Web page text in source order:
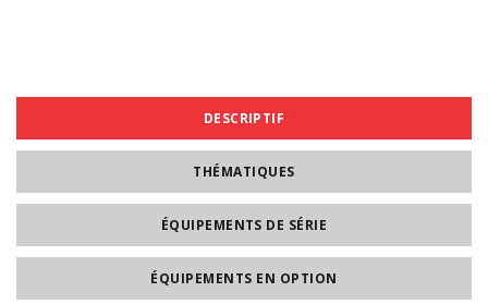
DESCRIPTIF
THÉMATIQUES
ÉQUIPEMENTS DE SÉRIE
ÉQUIPEMENTS EN OPTION